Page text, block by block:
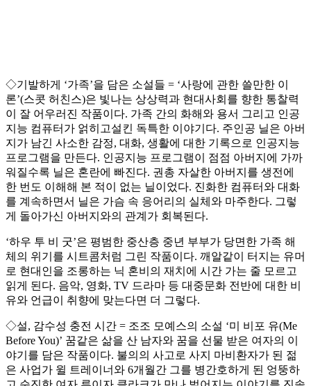
◇기발하게 ‘가족’을 담은 소설들 = ‘사랑에 관한 쓸만한 이
론’(스콧 허친스)은 빛나는 상상력과 현대사회를 향한 통찰력
이 잘 어우러진 작품이다. 가족 간의 화해와 용서 그리고 인공
지능 컴퓨터가 얽히고설킨 독특한 이야기다. 주인공 닐은 아버
지가 남긴 사소한 감정, 대화, 생활에 대한 기록으로 인공지능
프로그램을 만든다. 인공지능 프로그램이 점점 아버지에 가까
워질수록 닐은 혼란에 빠진다. 권총 자살한 아버지를 생전에
한 번도 이해해 본 적이 없는 닐이었다. 진화한 컴퓨터와 대화
를 계속하면서 닐은 가슴 속 응어리의 실체와 마주한다. 그렇
게 돌아가신 아버지와의 관계가 회복된다.
‘하우 투 비 굿’은 평범한 중산층 중년 부부가 당면한 가족 해
체의 위기를 시트콤처럼 그린 작품이다. 깨알같이 터지는 유머
로 현대인을 조롱하는 닉 혼비의 재치에 시간 가는 줄 모르고
읽게 된다. 음악, 영화, TV 드라마 등 대중문화 전반에 대한 비
유와 언급이 취향에 맞는다면 더 그렇다.
◇설, 감수성 충전 시간 = 조조 모예스의 소설 ‘미 비포 유(Me
Before You)’ 꿈같은 삶을 산 남자와 꿈을 선물 받은 여자의 이
야기를 담은 작품이다. 불의의 사고로 사지 마비환자가 된 젊
은 사업가 윌 트레이너와 6개월간 그를 병간호하게 된 엉뚱하